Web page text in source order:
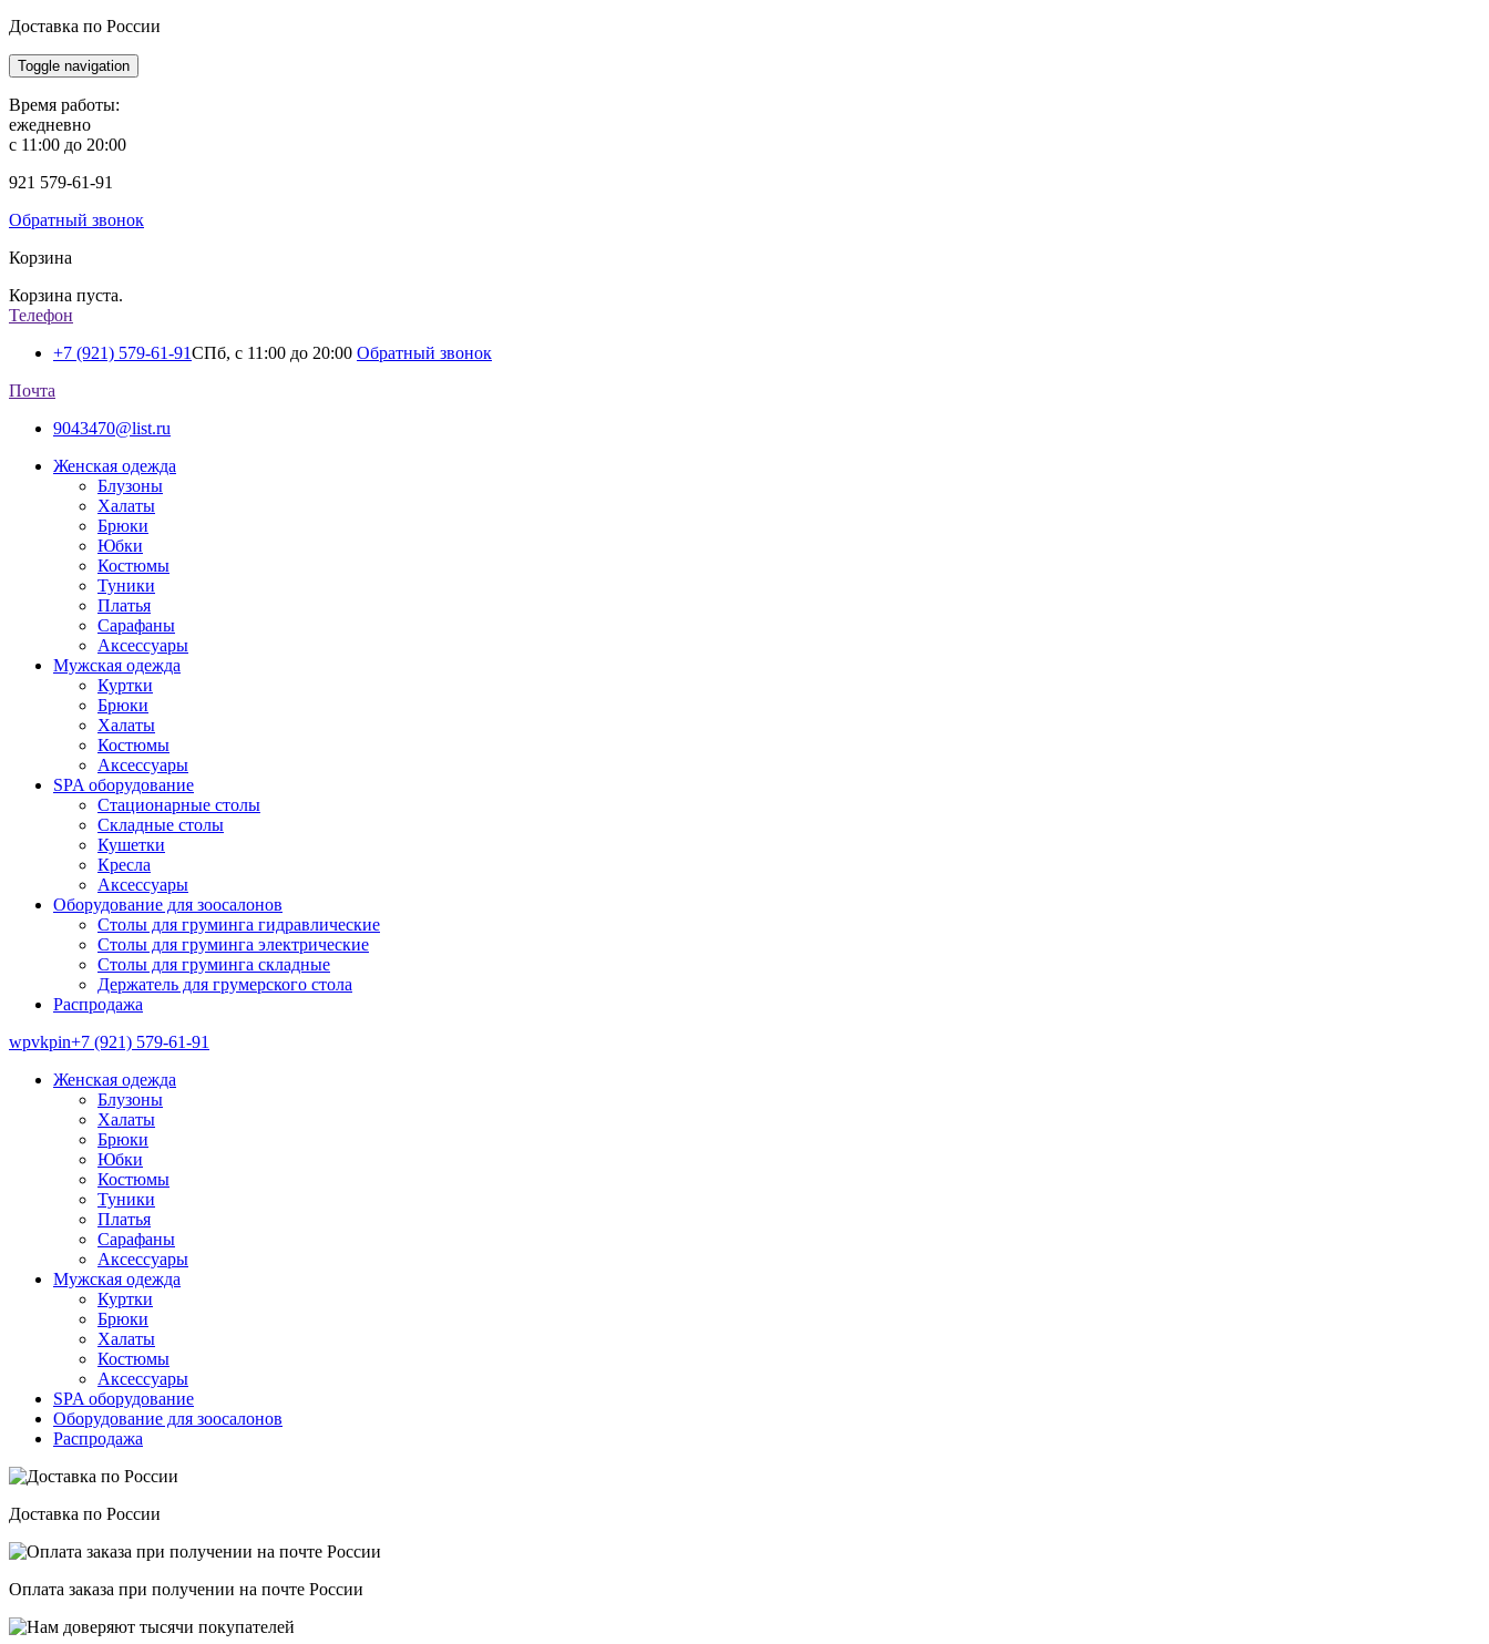
Доставка по России
Toggle navigation
Время работы:
ежедневно
с 11:00 до 20:00
921 579-61-91
Обратный звонок
Корзина
Корзина пуста.
Телефон
+7 (921) 579-61-91СПб, с 11:00 до 20:00 Обратный звонок
Почта
9043470@list.ru
Женская одежда
Блузоны
Халаты
Брюки
Юбки
Костюмы
Туники
Платья
Сарафаны
Аксессуары
Мужская одежда
Куртки
Брюки
Халаты
Костюмы
Аксессуары
SPA оборудование
Стационарные столы
Складные столы
Кушетки
Кресла
Аксессуары
Оборудование для зоосалонов
Столы для груминга гидравлические
Столы для груминга электрические
Столы для груминга складные
Держатель для грумерского стола
Распродажа
wpvkpin+7 (921) 579-61-91
Женская одежда
Блузоны
Халаты
Брюки
Юбки
Костюмы
Туники
Платья
Сарафаны
Аксессуары
Мужская одежда
Куртки
Брюки
Халаты
Костюмы
Аксессуары
SPA оборудование
Оборудование для зоосалонов
Распродажа
Доставка по России
Оплата заказа при получении на почте России